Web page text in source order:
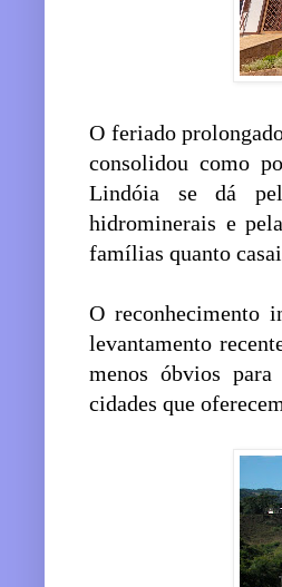
O feriado
consolidou como
Lindóia se dá
hidrominerais e
famílias quanto
O reconhecimento
levantamento
menos óbvios para
cidades que